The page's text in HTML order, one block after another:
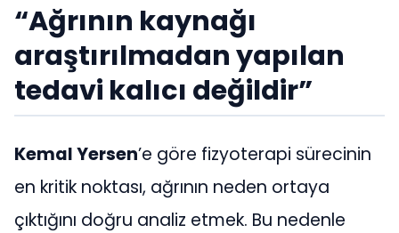
“Ağrının kaynağı
araştırılmadan yapılan
tedavi kalıcı değildir”
Kemal Yersen’e göre fizyoterapi sürecinin
en kritik noktası, ağrının neden ortaya
çıktığını doğru analiz etmek. Bu nedenle